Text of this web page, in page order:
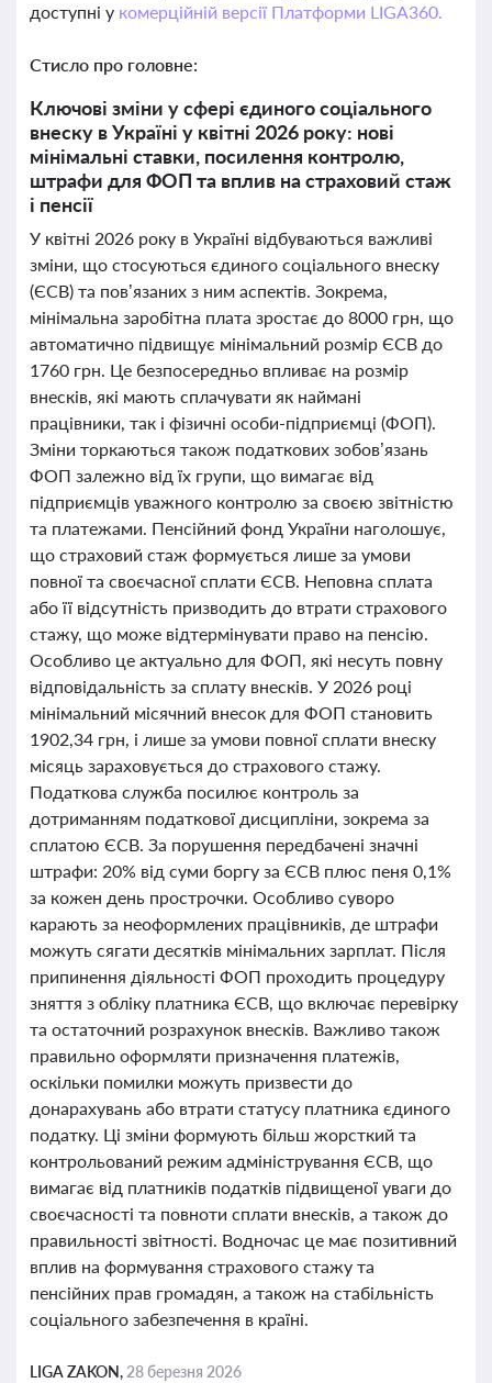
доступні у комерційній версії Платформи LIGA360.
Стисло про головне:
Ключові зміни у сфері єдиного соціального
внеску в Україні у квітні 2026 року: нові
мінімальні ставки, посилення контролю,
штрафи для ФОП та вплив на страховий стаж
і пенсії
У квітні 2026 року в Україні відбуваються важливі
зміни, що стосуються єдиного соціального внеску
(ЄСВ) та пов’язаних з ним аспектів. Зокрема,
мінімальна заробітна плата зростає до 8000 грн, що
автоматично підвищує мінімальний розмір ЄСВ до
1760 грн. Це безпосередньо впливає на розмір
внесків, які мають сплачувати як наймані
працівники, так і фізичні особи-підприємці (ФОП).
Зміни торкаються також податкових зобов’язань
ФОП залежно від їх групи, що вимагає від
підприємців уважного контролю за своєю звітністю
та платежами. Пенсійний фонд України наголошує,
що страховий стаж формується лише за умови
повної та своєчасної сплати ЄСВ. Неповна сплата
або її відсутність призводить до втрати страхового
стажу, що може відтермінувати право на пенсію.
Особливо це актуально для ФОП, які несуть повну
відповідальність за сплату внесків. У 2026 році
мінімальний місячний внесок для ФОП становить
1902,34 грн, і лише за умови повної сплати внеску
місяць зараховується до страхового стажу.
Податкова служба посилює контроль за
дотриманням податкової дисципліни, зокрема за
сплатою ЄСВ. За порушення передбачені значні
штрафи: 20% від суми боргу за ЄСВ плюс пеня 0,1%
за кожен день прострочки. Особливо суворо
карають за неоформлених працівників, де штрафи
можуть сягати десятків мінімальних зарплат. Після
припинення діяльності ФОП проходить процедуру
зняття з обліку платника ЄСВ, що включає перевірку
та остаточний розрахунок внесків. Важливо також
правильно оформляти призначення платежів,
оскільки помилки можуть призвести до
донарахувань або втрати статусу платника єдиного
податку. Ці зміни формують більш жорсткий та
контрольований режим адміністрування ЄСВ, що
вимагає від платників податків підвищеної уваги до
своєчасності та повноти сплати внесків, а також до
правильності звітності. Водночас це має позитивний
вплив на формування страхового стажу та
пенсійних прав громадян, а також на стабільність
соціального забезпечення в країні.
LIGA ZAKON, 28 березня 2026